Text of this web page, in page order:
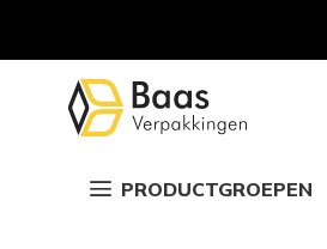
PRODUCTGROEPEN